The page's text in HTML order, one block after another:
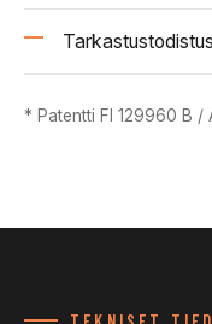
* Patentti FI 129960 B /